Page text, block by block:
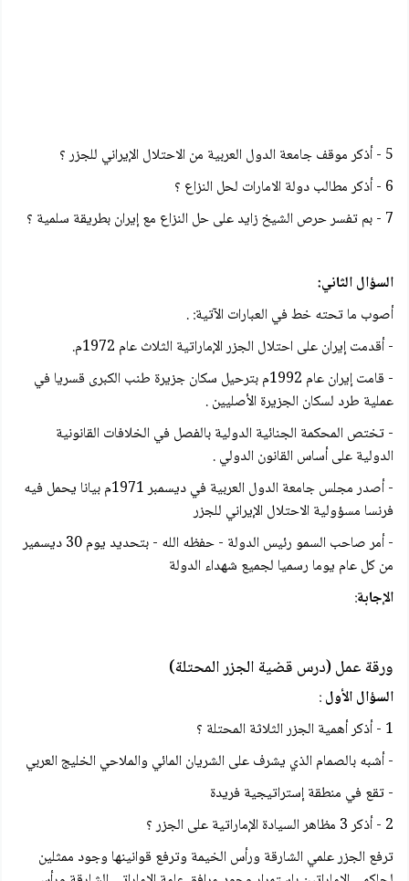
5 - أذكر موقف جامعة الدول العربية من الاحتلال الإيراني للجزر ؟
6 - أذكر مطالب دولة الامارات لحل النزاع ؟
7 - بم تفسر حرص الشيخ زايد على حل النزاع مع إيران بطريقة سلمية ؟
السؤال الثاني:
أصوب ما تحته خط في العبارات الآتية: .
- أقدمت إيران على احتلال الجزر الإماراتية الثلاث عام 1972م.
- قامت إيران عام 1992م بترحيل سكان جزيرة طنب الكبرى قسريا في
عملية طرد لسكان الجزيرة الأصليين .
- تختص المحكمة الجنائية الدولية بالفصل في الخلافات القانونية
الدولية على أساس القانون الدولي .
- أصدر مجلس جامعة الدول العربية في ديسمبر 1971م بيانا يحمل فيه
فرنسا مسؤولية الاحتلال الإيراني للجزر
- أمر صاحب السمو رئيس الدولة - حفظه الله - بتحديد يوم 30 ديسمير
من كل عام يوما رسميا لجميع شهداء الدولة
الإجابة:
ورقة عمل (درس قضية الجزر المحتلة)
السؤال الأول:
1 - أذكر أهمية الجزر الثلاثة المحتلة ؟
- أشبه بالصمام الذي يشرف على الشريان المائي والملاحي الخليج العربي
- تقع في منطقة إستراتيجية فريدة
2 - أذكر 3 مظاهر السيادة الإماراتية على الجزر ؟
ترفع الجزر علمي الشارقة ورأس الخيمة وترفع قوانينها وجود ممثلين